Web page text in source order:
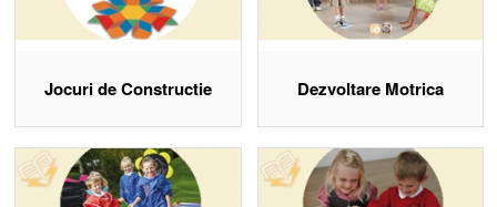
Jocuri de Constructie Dezvoltare Motrica